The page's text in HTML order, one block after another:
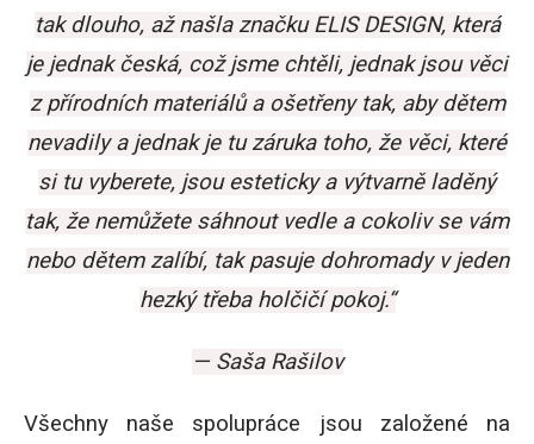
tak dlouho, až našla značku ELIS DESIGN, která
je jednak česká, což jsme chtěli, jednak jsou věci
z přírodních materiálů a ošetřeny tak, aby dětem
nevadily a jednak je tu záruka toho, že věci, které
si tu vyberete, jsou esteticky a výtvarně laděný
tak, že nemůžete sáhnout vedle a cokoliv se vám
nebo dětem zalíbí, tak pasuje dohromady v jeden
hezký třeba holčičí pokoj.“
— Saša Rašilov
Všechny naše spolupráce jsou založené na